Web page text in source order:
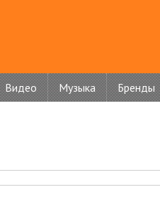
Видео Музыка Бренды